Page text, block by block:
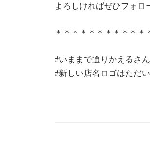
よろしければぜひフォロ
＊＊＊＊＊＊＊＊＊＊
#いままで通りかえるさ
#新しい店名ロゴはただ